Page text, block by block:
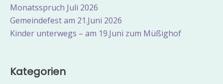
Monatsspruch Juli 2026
Gemeindefest am 21.Juni 2026
Kinder unterwegs – am 19.Juni zum Müßighof
Kategorien